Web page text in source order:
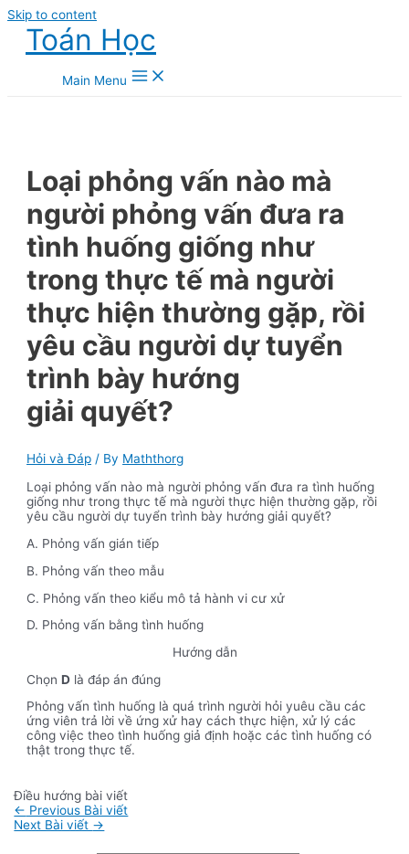
Skip to content
Toán Học
Main Menu
Loại phỏng vấn nào mà
người phỏng vấn đưa ra
tình huống giống như
trong thực tế mà người
thực hiện thường gặp, rồi
yêu cầu người dự tuyển
trình bày hướng
giải quyết?
Hỏi và Đáp / By Maththorg
Loại phỏng vấn nào mà người phỏng vấn đưa ra tình huống
giống như trong thực tế mà người thực hiện thường gặp, rồi
yêu cầu người dự tuyển trình bày hướng giải quyết?
A. Phỏng vấn gián tiếp
B. Phỏng vấn theo mẫu
C. Phỏng vấn theo kiểu mô tả hành vi cư xử
D. Phỏng vấn bằng tình huống
Hướng dẫn
ChọnD là đáp án đúng
Phỏng vấn tình huống là quá trình người hỏi yuêu cầu các
ứng viên trả lời về ứng xử hay cách thực hiện, xử lý các
công việc theo tình huống giả định hoặc các tình huống có
thật trong thực tế.
Điều hướng bài viết
← Previous Bài viết
Next Bài viết →